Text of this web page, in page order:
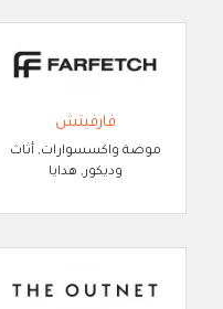
فارفيتش
موضة واكسسوارات, أثاث
وديكور, هدايا